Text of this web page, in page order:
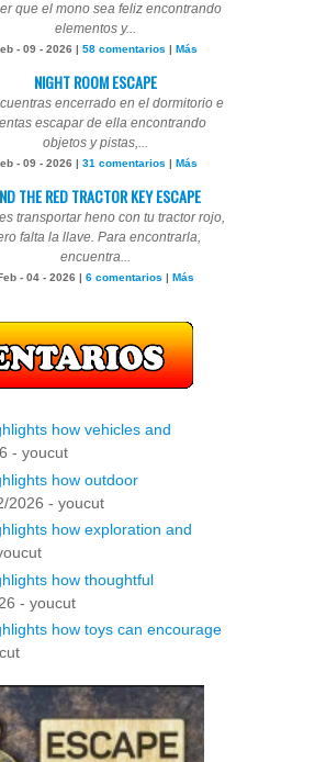
que el mono sea feliz encontrando
elementos y...
- 09 - 2026 | 58 comentarios | Más
NIGHT ROOM ESCAPE
encerrado en el dormitorio e
escapar de ella encontrando
objetos y pistas,...
- 09 - 2026 | 31 comentarios | Más
THE RED TRACTOR KEY ESCAPE
transportar heno con tu tractor rojo,
falta la llave. Para encontrarla,
encuentra...
- 04 - 2026 | 6 comentarios | Más
how vehicles and
- youcut
how outdoor
2026 - youcut
how exploration and
how thoughtful
- youcut
how toys can encourage